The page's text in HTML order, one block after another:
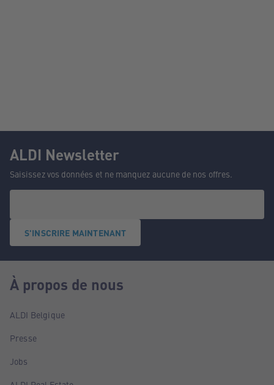
ALDI Newsletter
Saisissez vos données et ne manquez aucune de nos offres.
S'INSCRIRE MAINTENANT
À propos de nous
ALDI Belgique
Presse
Jobs